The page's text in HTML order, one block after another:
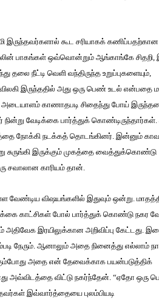
இருந்தவர்களால் கூட சரியாகக் கணிப்பதற்கான
பாகங்கள் ஒவ்வொன்றும் ஆங்காங்கே சிதறி,
நீட்டி வெளி வந்திருந்த உறுப்புகளையும்,
இருந்ததில் அது ஒரு பெண் உடல் என்பதை
காணாதபடி சிதைந்து போய்
வேடிக்கை பார்த்துக் கொண்டிருந்தார்கள்.
நோக்கி நடக்கத் தொடங்கினர். இன்னும்
சுருங்கி இருக்கும் முகத்தை வைத்துக்கொண்டு
சவாலான காரியம் தான்.
விஷயங்களில் இதுவும் ஒன்று.
காட்சிகள் போல் பார்த்துக் கொண்டு நகர
இரயிலுக்கான அறிவிப்பு கேட்டது.
நேரும். ஆனாலும் அதை நினைத்து எல்லாம்
அதை என் தேவைக்காக பயன்படுத்திக்
விட்டு நகர்ந்தேன். “ஏதோ ஒரு
இவ்வார்த்தையை புலம்பியடி